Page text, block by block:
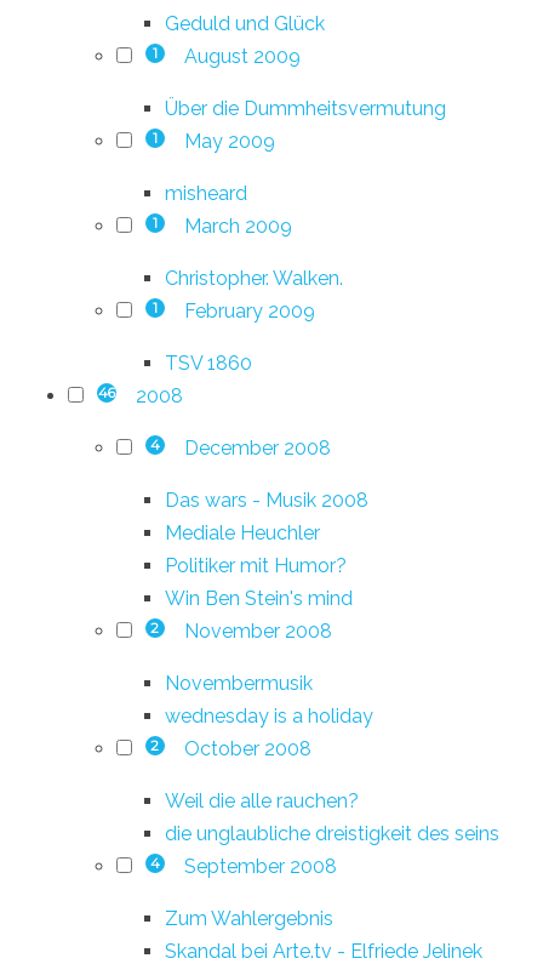
Geduld und Glück
1 August 2009
Über die Dummheitsvermutung
1 May 2009
misheard
1 March 2009
Christopher. Walken.
1 February 2009
TSV 1860
46 2008
4 December 2008
Das wars - Musik 2008
Mediale Heuchler
Politiker mit Humor?
Win Ben Stein's mind
2 November 2008
Novembermusik
wednesday is a holiday
2 October 2008
Weil die alle rauchen?
die unglaubliche dreistigkeit des seins
4 September 2008
Zum Wahlergebnis
Skandal bei Arte.tv - Elfriede Jelinek